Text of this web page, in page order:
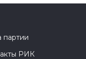
партии
РИК